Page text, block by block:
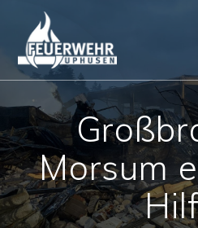
Morsum